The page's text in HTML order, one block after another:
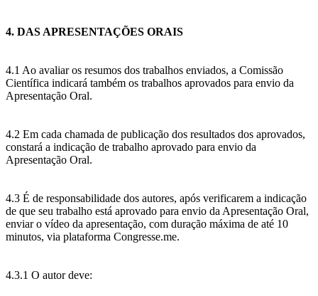
4. DAS APRESENTAÇÕES ORAIS
4.1 Ao avaliar os resumos dos trabalhos enviados, a Comissão
Científica indicará também os trabalhos aprovados para envio da
Apresentação Oral.
4.2 Em cada chamada de publicação dos resultados dos aprovados,
constará a indicação de trabalho aprovado para envio da
Apresentação Oral.
4.3 É de responsabilidade dos autores, após verificarem a indicação
de que seu trabalho está aprovado para envio da Apresentação Oral,
enviar o vídeo da apresentação, com duração máxima de até 10
minutos, via plataforma Congresse.me.
4.3.1 O autor deve: